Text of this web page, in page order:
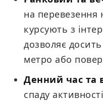
на
курсують з
дозволяє
метро або
Денний час та
спаду